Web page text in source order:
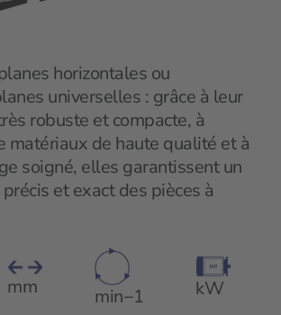
horizontales ou
universelles : grâce à leur
robuste et compacte, à
matériaux de haute qualité et à
soigné, elles garantissent un
et exact des pièces à
mm min−1 kW